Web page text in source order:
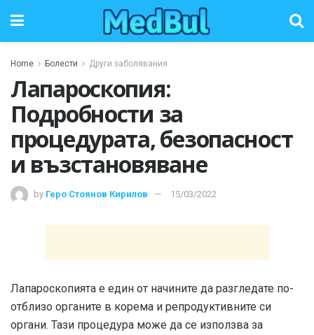
Home Болести Други заболявания
Лапароскопия:
Подробности за
процедурата, безопасност
и възстановяване
by Геро Стоянов Кирилов 15/03/2022
Лапароскопията е един от начините да разгледате по-
отблизо органите в корема и репродуктивните си
органи. Тази процедура може да се използва за